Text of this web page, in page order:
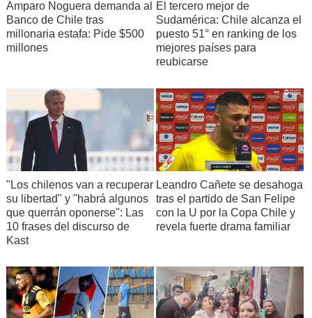
Amparo Noguera demanda al
Banco de Chile tras
millonaria estafa: Pide $500
millones
El tercero mejor de
Sudamérica: Chile alcanza el
puesto 51° en ranking de los
mejores países para
reubicarse
"Los chilenos van a recuperar
su libertad" y "habrá algunos
que querrán oponerse": Las
10 frases del discurso de
Kast
Leandro Cañete se desahoga
tras el partido de San Felipe
con la U por la Copa Chile y
revela fuerte drama familiar